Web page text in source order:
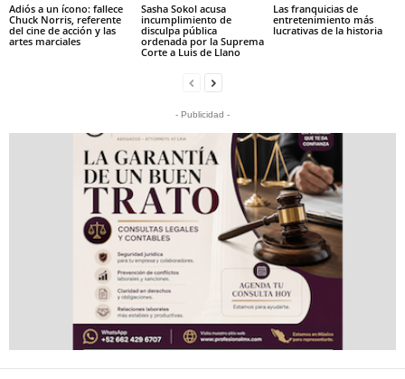
Adiós a un ícono: fallece
Chuck Norris, referente
del cine de acción y las
artes marciales
Sasha Sokol acusa
incumplimiento de
disculpa pública
ordenada por la Suprema
Corte a Luis de Llano
Las franquicias de
entretenimiento más
lucrativas de la historia
- Publicidad -